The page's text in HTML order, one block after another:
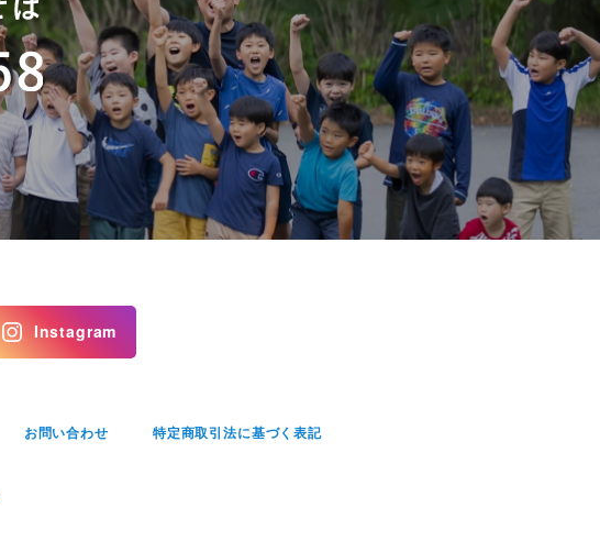
Instagram
お問い合わせ 特定商取引法に基づく表記